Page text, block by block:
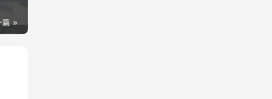
篇